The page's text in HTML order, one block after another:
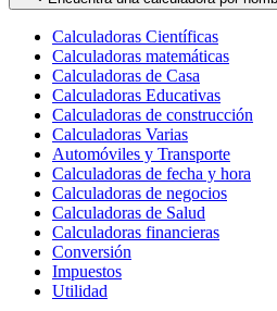
Calculadoras Científicas
Calculadoras matemáticas
Calculadoras de Casa
Calculadoras Educativas
Calculadoras de construcción
Calculadoras Varias
Automóviles y Transporte
Calculadoras de fecha y hora
Calculadoras de negocios
Calculadoras de Salud
Calculadoras financieras
Conversión
Impuestos
Utilidad